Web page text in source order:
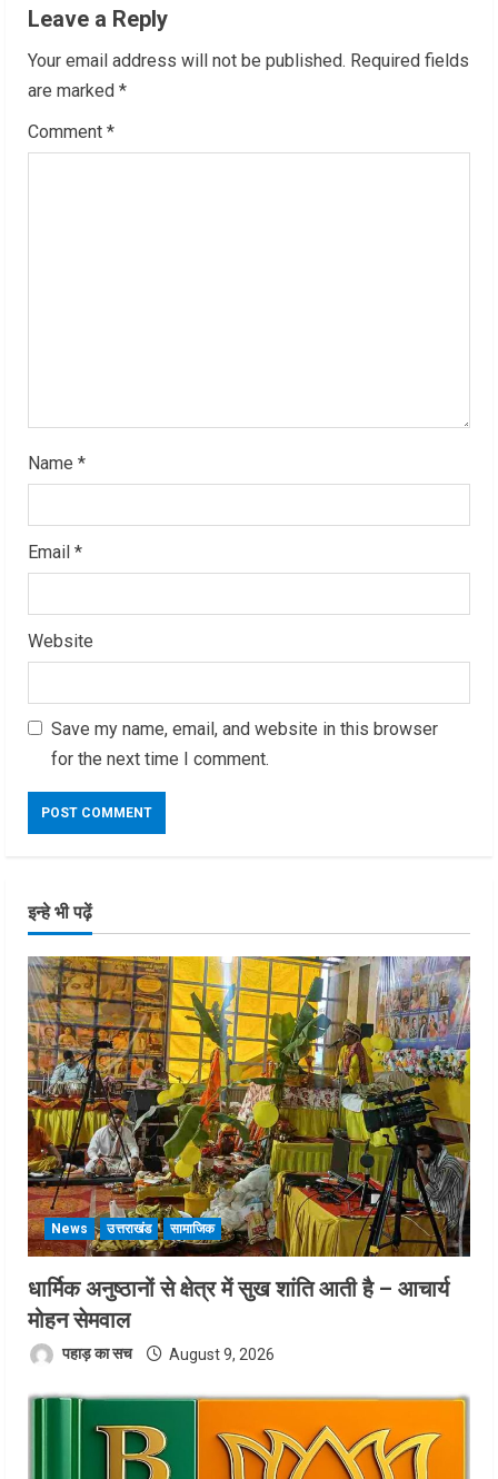
e
R
e
Leave a Reply
Your email address will not be published. Required fields
are marked *
Comment *
Name *
Email *
Website
Save my name, email, and website in this browser
for the next time I comment.
इन्हे भी पढ़ें
News उत्तराखंड सामाजिक
धार्मिक अनुष्ठानों से क्षेत्र में सुख शांति आती है – आचार्य
मोहन सेमवाल
पहाड़ का सच August 9, 2026